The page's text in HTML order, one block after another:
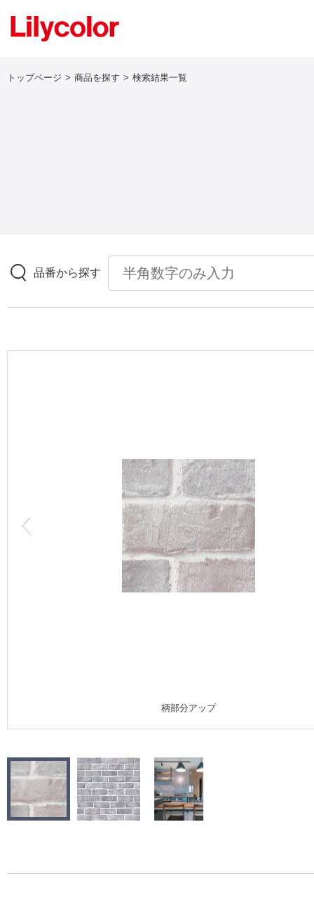
壁紙
カーテン
モデルハウス
新築戸建・マンション
#リリカラのある暮らし
トップページ 商品を探す 検索結果一覧
品番から探す
柄部分アップ